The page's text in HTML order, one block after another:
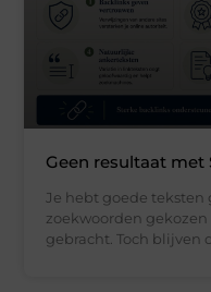
Geen resultaat met
Je hebt goede teksten
zoekwoorden
gebracht. Toch blijven